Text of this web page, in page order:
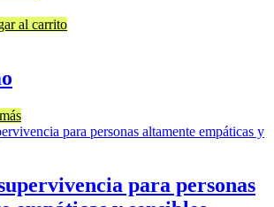
al carrito
para personas